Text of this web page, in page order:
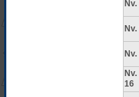
Nv.
Nv.
Nv.
Nv.
16